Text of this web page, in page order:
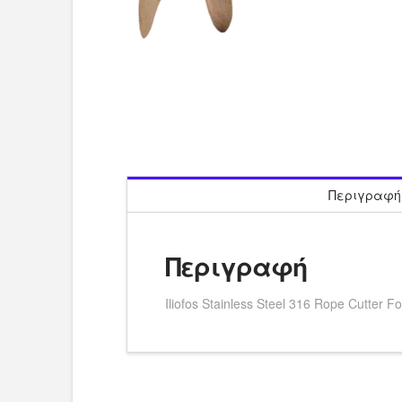
Περιγραφή
Περιγραφή
Iliofos Stainless Steel 316 Rope Cutter